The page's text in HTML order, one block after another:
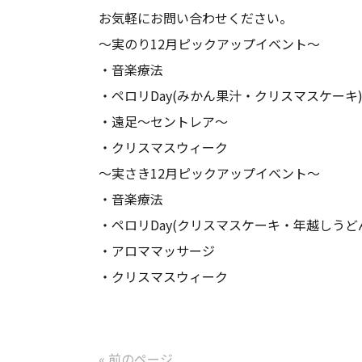
お気軽にお問い合わせください。
～実のり12月ピックアップイベント～
・音楽療法
・ペロリDay(みかん果汁・クリスマスケーキ)
・遠足～セントレア～
・クリスマスウィーク
～実さき12月ピックアップイベント～
・音楽療法
・ペロリDay(クリスマスケーキ・年越しう
・アロママッサージ
・クリスマスウィーク